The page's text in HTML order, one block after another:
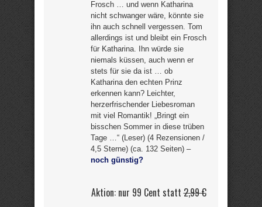
Frosch … und wenn Katharina
nicht schwanger wäre, könnte sie
ihn auch schnell vergessen. Tom
allerdings ist und bleibt ein Frosch
für Katharina. Ihn würde sie
niemals küssen, auch wenn er
stets für sie da ist … ob
Katharina den echten Prinz
erkennen kann? Leichter,
herzerfrischender Liebesroman
mit viel Romantik! „Bringt ein
bisschen Sommer in diese trüben
Tage …“ (Leser) (4 Rezensionen /
4,5 Sterne) (ca. 132 Seiten) –
noch günstig?
Aktion: nur 99 Cent statt2,99 €